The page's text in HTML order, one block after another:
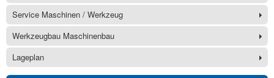
Service Maschinen / Werkzeug
Werkzeugbau Maschinenbau
Lageplan